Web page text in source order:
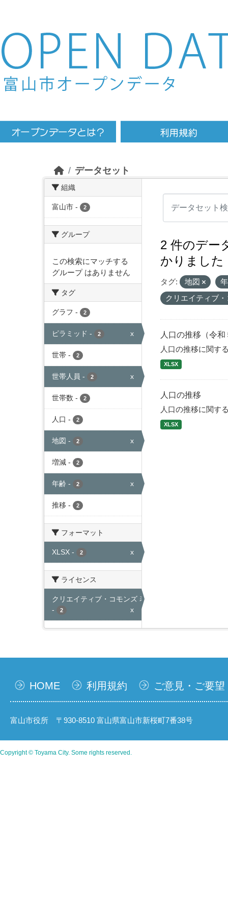
Skip to main content
データセット
組織
富山市 - 2
グループ
この検索にマッチする
グループ はありません
タグ
グラフ - 2
ピラミッド - 2 x
世帯 - 2
世帯人員 - 2 x
世帯数 - 2
人口 - 2
地図 - 2 x
増減 - 2
年齢 - 2 x
推移 - 2
フォーマット
XLSX - 2 x
ライセンス
クリエイティブ・コモンズ 表示
-
2 x
2 件のデー
かりました
タグ: 地図
クリエイティブ
人口の推移（令和
人口の推移に関す
XLSX
人口の推移
人口の推移に関す
XLSX
HOME 利用規約 ご意見・ご要望
富山市役所 〒930-8510 富山県富山市新桜町7番38号
Copyright © Toyama City. Some rights reserved.